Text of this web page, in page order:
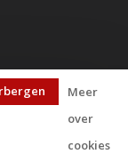
Meer
over
cookies